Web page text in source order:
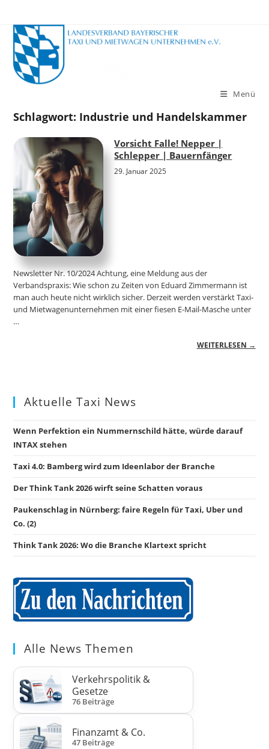
Inhalt
springen
Menü
Schlagwort: Industrie und Handelskammer
Vorsicht Falle! Nepper |
Schlepper | Bauernfänger
29. Januar 2025
Newsletter Nr. 10/2024 Achtung, eine Meldung aus der
Verbandspraxis: Wie schon zu Zeiten von Eduard Zimmermann ist
man auch heute nicht wirklich sicher. Derzeit werden verstärkt Taxi-
und Mietwagenunternehmen mit einer fiesen E-Mail-Masche unter
…
WEITERLESEN →
Aktuelle Taxi News
Wenn Perfektion ein Nummernschild hätte, würde darauf
INTAX stehen
Taxi 4.0: Bamberg wird zum Ideenlabor der Branche
Der Think Tank 2026 wirft seine Schatten voraus
Paukenschlag in Nürnberg: faire Regeln für Taxi, Uber und
Co. (2)
Think Tank 2026: Wo die Branche Klartext spricht
Alle News Themen
Verkehrspolitik &
Gesetze
76 Beiträge
Finanzamt & Co.
47 Beiträge